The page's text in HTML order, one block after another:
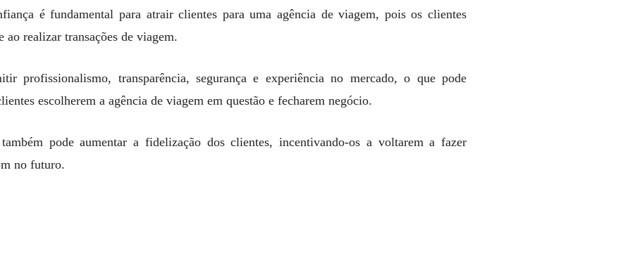
é fundamental para atrair clientes para uma agência de viagem, pois os clientes
ao realizar transações de viagem.
profissionalismo, transparência, segurança e experiência no mercado, o que pode
escolherem a agência de viagem em questão e fecharem negócio.
pode aumentar a fidelização dos clientes, incentivando-os a voltarem a fazer
no futuro.